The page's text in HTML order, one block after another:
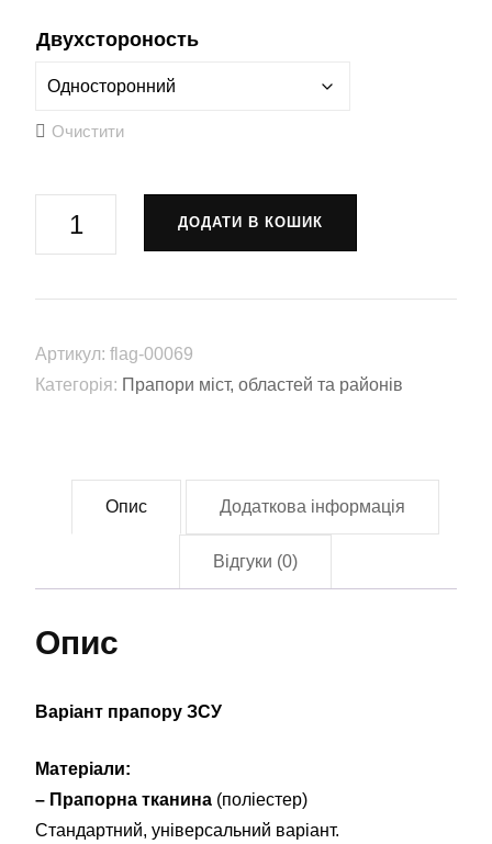
Двухстороность
Очистити
Миколаївської
(flag-
кількість
ДОДАТИ В КОШИК
Артикул: flag-00069
Категорія: Прапори міст, областей та районів
Опис Додаткова інформація
Відгуки (0)
Опис
Варіант прапору ЗСУ
Матеріали:
– Прапорна тканина (поліестер)
Стандартний, універсальний варіант.